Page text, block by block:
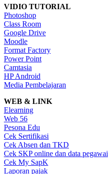
VIDIO TUTORIAL
Photoshop
Class Room
Google Drive
Moodle
Format Factory
Power Point
Camtasia
HP Android
Media Pembelajaran
WEB & LINK
Elearning
Web 56
Pesona Edu
Cek Sertifikasi
Cek Absen dan TKD
Cek SKP online dan data pegawai
Cek My SapK
Laporan pajak